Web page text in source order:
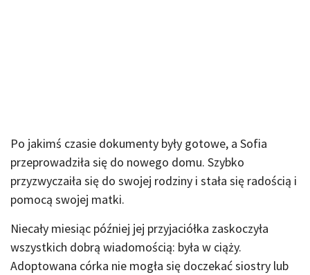
Po jakimś czasie dokumenty były gotowe, a Sofia
przeprowadziła się do nowego domu. Szybko
przyzwyczaiła się do swojej rodziny i stała się radością i
pomocą swojej matki.
Niecały miesiąc później jej przyjaciółka zaskoczyła
wszystkich dobrą wiadomością: była w ciąży.
Adoptowana córka nie mogła się doczekać siostry lub